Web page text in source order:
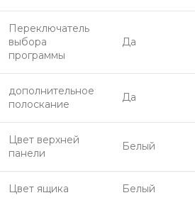
Переключатель
выбора
программы
Да
дополнительное
полоскание
Да
Цвет верхней
панели
Белый
Цвет ящика Белый